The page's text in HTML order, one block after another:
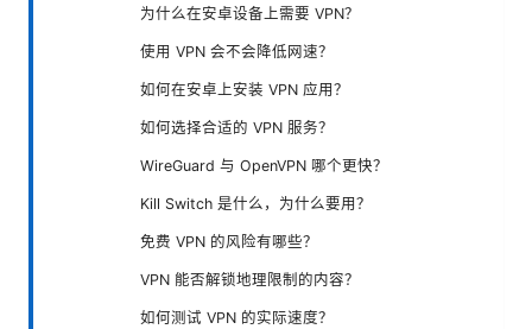
为什么在安卓设备上需要 VPN？
使用 VPN 会不会降低网速？
如何在安卓上安装 VPN 应用？
如何选择合适的 VPN 服务？
WireGuard 与 OpenVPN 哪个更快？
Kill Switch 是什么，为什么要用？
免费 VPN 的风险有哪些？
VPN 能否解锁地理限制的内容？
如何测试 VPN 的实际速度？